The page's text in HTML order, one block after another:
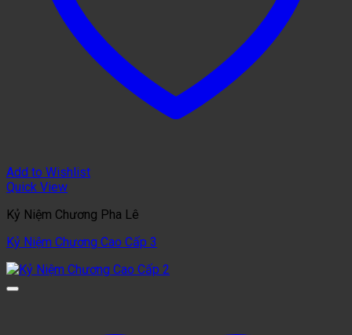
Add to Wishlist
Quick View
Kỷ Niệm Chương Pha Lê
Kỷ Niệm Chương Cao Cấp 3